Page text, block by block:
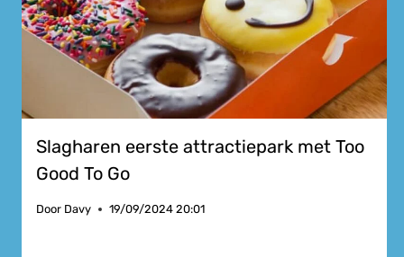
Slagharen eerste attractiepark met Too
Good To Go
Door Davy 19/09/2024 20:01